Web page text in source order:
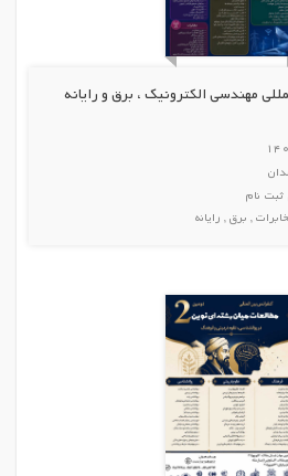
مهندسی الکترونیک ، برق و رایانه
ثبت نام
, برق , رایانه